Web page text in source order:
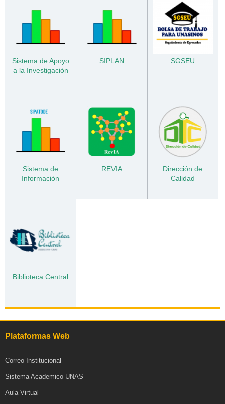
Sistema de Apoyo
a la Investigación
SIPLAN SGSEU
Sistema de
Información
REVIA
Dirección de
Calidad
Biblioteca Central
Plataformas Web
Correo Institucional
Sistema Academico UNAS
Aula Virtual